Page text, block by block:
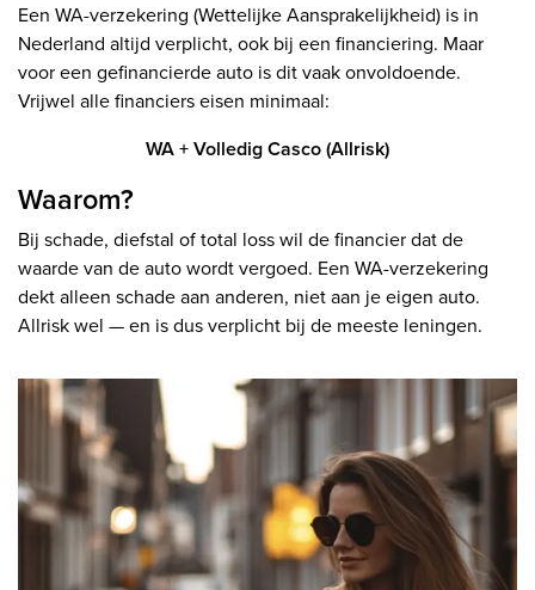
Een WA-verzekering (Wettelijke Aansprakelijkheid) is in
Nederland altijd verplicht, ook bij een financiering. Maar
voor een gefinancierde auto is dit vaak onvoldoende.
Vrijwel alle financiers eisen minimaal:
WA + Volledig Casco (Allrisk)
Waarom?
Bij schade, diefstal of total loss wil de financier dat de
waarde van de auto wordt vergoed. Een WA-verzekering
dekt alleen schade aan anderen, niet aan je eigen auto.
Allrisk wel — en is dus verplicht bij de meeste leningen.